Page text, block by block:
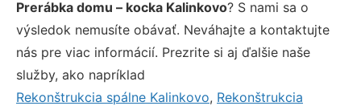
Prerábka domu – kocka Kalinkovo? S nami sa o
výsledok nemusíte obávať. Neváhajte a kontaktujte
nás pre viac informácií. Prezrite si aj ďalšie naše
služby, ako napríklad
Rekonštrukcia spálne Kalinkovo, Rekonštrukcia